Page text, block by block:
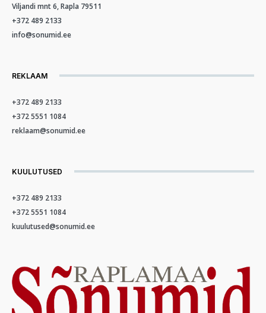
Viljandi mnt 6, Rapla 79511
+372 489 2133
info@sonumid.ee
REKLAAM
+372 489 2133
+372 5551 1084
reklaam@sonumid.ee
KUULUTUSED
+372 489 2133
+372 5551 1084
kuulutused@sonumid.ee